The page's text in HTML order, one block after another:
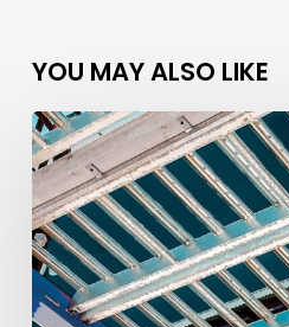
YOU MAY ALSO LIKE